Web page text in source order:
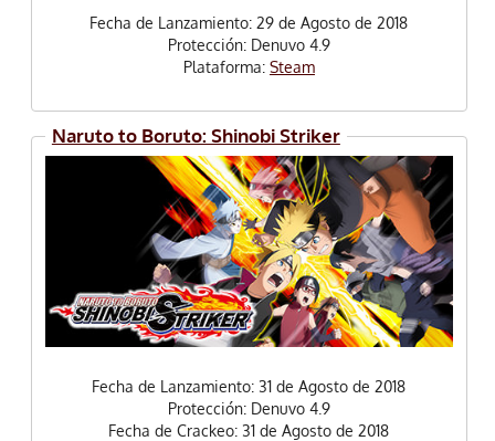
Fecha de Lanzamiento: 29 de Agosto de 2018
Protección: Denuvo 4.9
Plataforma: Steam
Naruto to Boruto: Shinobi Striker
Fecha de Lanzamiento: 31 de Agosto de 2018
Protección: Denuvo 4.9
Fecha de Crackeo: 31 de Agosto de 2018